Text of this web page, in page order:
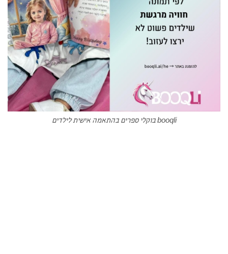
booqli בוקלי ספרים בהתאמה אישית לילדים